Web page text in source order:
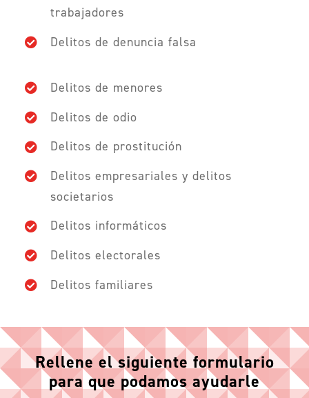
trabajadores
Delitos de denuncia falsa
Delitos de menores
Delitos de odio
Delitos de prostitución
Delitos empresariales y delitos
societarios
Delitos informáticos
Delitos electorales
Delitos familiares
Rellene el siguiente formulario
para que podamos ayudarle